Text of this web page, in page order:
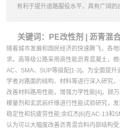
有利于提升道路服役水平，具有广阔的
关键词：PE改性剂 | 沥青混
随着城市发展和国民经济的快速腾飞，各
求。高等级公路采用高性能沥青混凝土，
AC、SMA、SUP等级配[1-3]。为全面提
学者对路面的结构、材料等进行深入研究
改善材料路用性能，增强力学性能[4]。顾
模量剂和玄武岩纤维进行性能试验研究，
稳定性和抗疲劳性能;余红杰[6]在AC-13和
认为可以大幅度改善沥青混合料内部结构